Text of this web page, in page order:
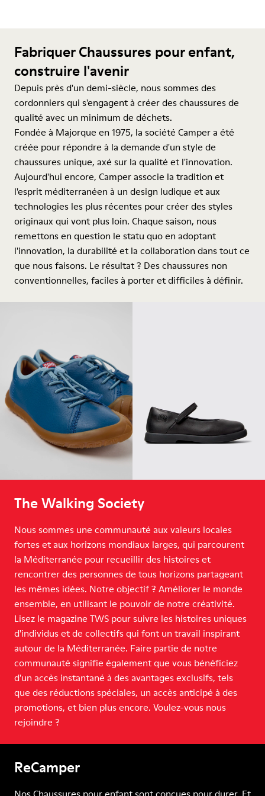
Fabriquer Chaussures pour enfant,
construire l'avenir
Depuis près d'un demi-siècle, nous sommes des
cordonniers qui s'engagent à créer des chaussures de
qualité avec un minimum de déchets.
Fondée à Majorque en 1975, la société Camper a été
créée pour répondre à la demande d'un style de
chaussures unique, axé sur la qualité et l'innovation.
Aujourd'hui encore, Camper associe la tradition et
l'esprit méditerranéen à un design ludique et aux
technologies les plus récentes pour créer des styles
originaux qui vont plus loin. Chaque saison, nous
remettons en question le statu quo en adoptant
l'innovation, la durabilité et la collaboration dans tout ce
que nous faisons. Le résultat ? Des chaussures non
conventionnelles, faciles à porter et difficiles à définir.
The Walking Society
Nous sommes une communauté aux valeurs locales
fortes et aux horizons mondiaux larges, qui parcourent
la Méditerranée pour recueillir des histoires et
rencontrer des personnes de tous horizons partageant
les mêmes idées. Notre objectif ? Améliorer le monde
ensemble, en utilisant le pouvoir de notre créativité.
Lisez le magazine TWS pour suivre les histoires uniques
d'individus et de collectifs qui font un travail inspirant
autour de la Méditerranée. Faire partie de notre
communauté signifie également que vous bénéficiez
d'un accès instantané à des avantages exclusifs, tels
que des réductions spéciales, un accès anticipé à des
promotions, et bien plus encore. Voulez-vous nous
rejoindre ?
ReCamper